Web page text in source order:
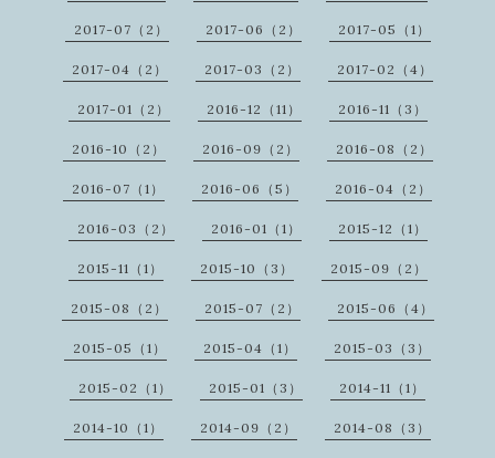
2017-07（2） 2017-06（2） 2017-05（1）
2017-04（2） 2017-03（2） 2017-02（4）
2017-01（2） 2016-12（11） 2016-11（3）
2016-10（2） 2016-09（2） 2016-08（2）
2016-07（1） 2016-06（5） 2016-04（2）
2016-03（2） 2016-01（1） 2015-12（1）
2015-11（1） 2015-10（3） 2015-09（2）
2015-08（2） 2015-07（2） 2015-06（4）
2015-05（1） 2015-04（1） 2015-03（3）
2015-02（1） 2015-01（3） 2014-11（1）
2014-10（1） 2014-09（2） 2014-08（3）